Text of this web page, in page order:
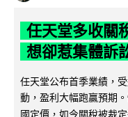
任天堂多收關
想卻惹集體訴
任天堂公布首季業績，
動，盈利大幅跑贏預期
國定價，如今關稅被裁